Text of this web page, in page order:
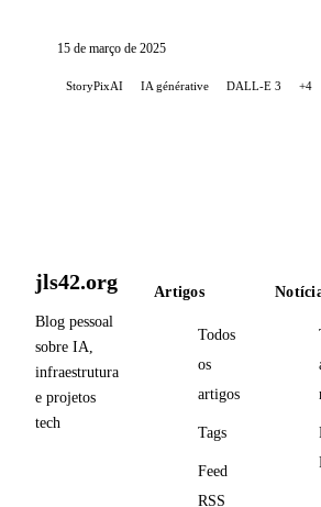
Terraform.
15 de março de 2025
StoryPixAI IA générative DALL-E 3 +4
jls42.org
Blog pessoal
sobre IA,
infraestrutura
e projetos
tech
Artigos
Todos
os
artigos
Tags
Feed
RSS